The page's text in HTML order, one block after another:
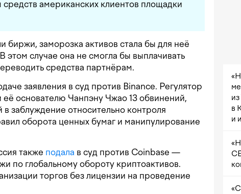
американских клиентов площадки
биржи, заморозка активов стала бы для неё
случае она не смогла бы выплачивать
средства партнёрам.
заявления в суд против Binance. Регулятор
основателю Чанпэну Чжао 13 обвинений,
в заблуждение относительно контроля
оборота ценных бумаг и манипулирование
также подала в суд против Coinbase —
по глобальному обороту криптоактивов.
торгов без лицензии на проведение
в
и